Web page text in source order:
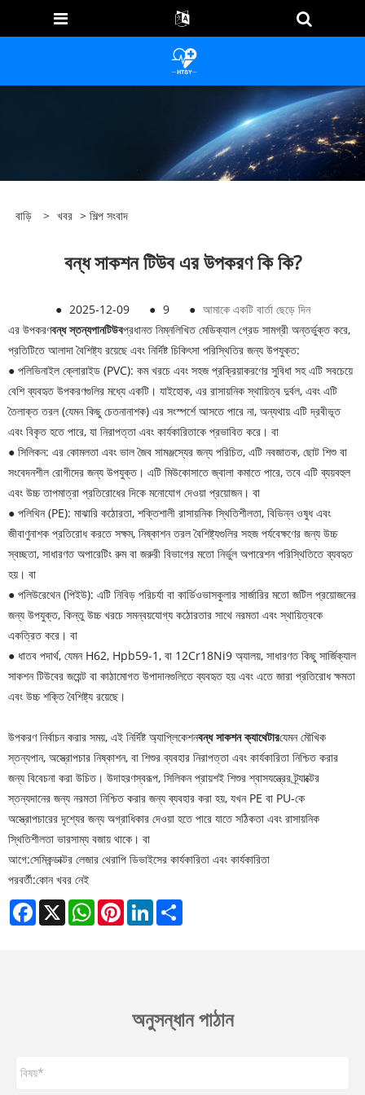
বাড়ি > খবর > শিল্প সংবাদ
বন্ধ সাকশন টিউব এর উপকরণ কি কি?
● 2025-12-09 ● 9 ● আমাকে একটি বার্তা ছেড়ে দিন
এর উপকরণবন্ধ স্তন্যপানটিউবপ্রধানত নিম্নলিখিত মেডিক্যাল গ্রেড সামগ্রী অন্তর্ভুক্ত করে,
প্রতিটিতে আলাদা বৈশিষ্ট্য রয়েছে এবং নির্দিষ্ট চিকিৎসা পরিস্থিতির জন্য উপযুক্ত:
● পলিভিনাইল ক্লোরাইড (PVC): কম খরচে এবং সহজ প্রক্রিয়াকরণের সুবিধা সহ এটি সবচেয়ে
বেশি ব্যবহৃত উপকরণগুলির মধ্যে একটি। যাইহোক, এর রাসায়নিক স্থায়িত্ব দুর্বল, এবং এটি
তৈলাক্ত তরল (যেমন কিছু চেতনানাশক) এর সংস্পর্শে আসতে পারে না, অন্যথায় এটি দ্রবীভূত
এবং বিকৃত হতে পারে, যা নিরাপত্তা এবং কার্যকারিতাকে প্রভাবিত করে। বা
● সিলিকন: এর কোমলতা এবং ভাল জৈব সামঞ্জস্যের জন্য পরিচিত, এটি নবজাতক, ছোট শিশু বা
সংবেদনশীল রোগীদের জন্য উপযুক্ত। এটি মিউকোসাতে জ্বালা কমাতে পারে, তবে এটি ব্যয়বহুল
এবং উচ্চ তাপমাত্রা প্রতিরোধের দিকে মনোযোগ দেওয়া প্রয়োজন। বা
● পলিথিন (PE): মাঝারি কঠোরতা, শক্তিশালী রাসায়নিক স্থিতিশীলতা, বিভিন্ন ওষুধ এবং
জীবাণুনাশক প্রতিরোধ করতে সক্ষম, নিষ্কাশন তরল বৈশিষ্ট্যগুলির সহজ পর্যবেক্ষণের জন্য উচ্চ
স্বচ্ছতা, সাধারণত অপারেটিং রুম বা জরুরী বিভাগের মতো নির্ভুল অপারেশন পরিস্থিতিতে ব্যবহৃত
হয়। বা
● পলিউরেথেন (পিইউ): এটি নিবিড় পরিচর্যা বা কার্ডিওভাসকুলার সার্জারির মতো জটিল প্রয়োজনের
জন্য উপযুক্ত, কিন্তু উচ্চ খরচে সমন্বয়যোগ্য কঠোরতার সাথে নরমতা এবং স্থায়িত্বকে
একত্রিত করে। বা
● ধাতব পদার্থ, যেমন H62, Hpb59-1, বা 12Cr18Ni9 অ্যালয়, সাধারণত কিছু সার্জিক্যাল
সাকশন টিউবের জয়েন্ট বা কাঠামোগত উপাদানগুলিতে ব্যবহৃত হয় এবং এতে জারা প্রতিরোধ ক্ষমতা
এবং উচ্চ শক্তি বৈশিষ্ট্য রয়েছে।
উপকরণ নির্বাচন করার সময়, এই নির্দিষ্ট অ্যাপ্লিকেশনবন্ধ সাকশন ক্যাথেটারযেমন মৌখিক
স্তন্যপান, অস্ত্রোপচার নিষ্কাশন, বা শিশুর ব্যবহার নিরাপত্তা এবং কার্যকারিতা নিশ্চিত করার
জন্য বিবেচনা করা উচিত। উদাহরণস্বরূপ, সিলিকন প্রায়শই শিশুর শ্বাসযন্ত্রের ট্র্যাক্টের
স্তন্যদানের জন্য নরমতা নিশ্চিত করার জন্য ব্যবহার করা হয়, যখন PE বা PU-কে
অস্ত্রোপচারের দৃশ্যের জন্য অগ্রাধিকার দেওয়া হতে পারে যাতে সঠিকতা এবং রাসায়নিক
স্থিতিশীলতা ভারসাম্য বজায় থাকে। বা
আগে:সেমিকন্ডাক্টর লেজার থেরাপি ডিভাইসের কার্যকারিতা এবং কার্যকারিতা
পরবর্তী:কোন খবর নেই
Facebook
X WhatsAppPinterestLinkedIn
অনুসন্ধান পাঠান